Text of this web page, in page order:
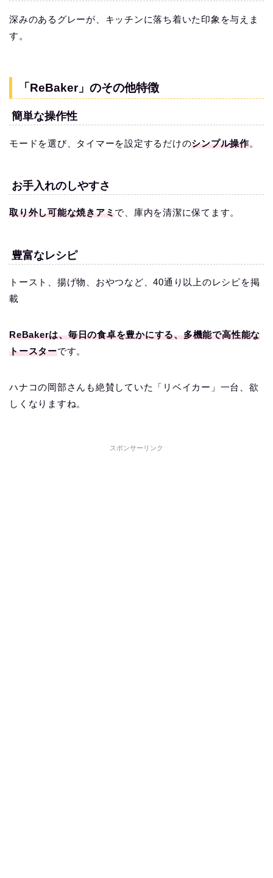
深みのあるグレーが、キッチンに落ち着いた印象を与えま
す。
「ReBaker」のその他特徴
簡単な操作性
モードを選び、タイマーを設定するだけのシンプル操作。
お手入れのしやすさ
取り外し可能な焼きアミで、庫内を清潔に保てます。
豊富なレシピ
トースト、揚げ物、おやつなど、40通り以上のレシピを掲
載
ReBakerは、毎日の食卓を豊かにする、多機能で高性能な
トースターです。
ハナコの岡部さんも絶賛していた「リベイカー」一台、欲
しくなりますね。
スポンサーリンク